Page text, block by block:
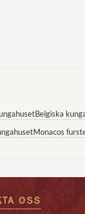
Belgiska
Monacos
OSS